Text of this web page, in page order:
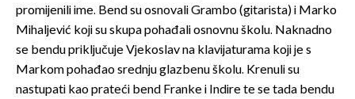
promijenili ime. Bend su osnovali Grambo (gitarista) i Marko
Mihaljević koji su skupa pohađali osnovnu školu. Naknadno
se bendu priključuje Vjekoslav na klavijaturama koji je s
Markom pohađao srednju glazbenu školu. Krenuli su
nastupati kao prateći bend Franke i Indire te se tada bendu